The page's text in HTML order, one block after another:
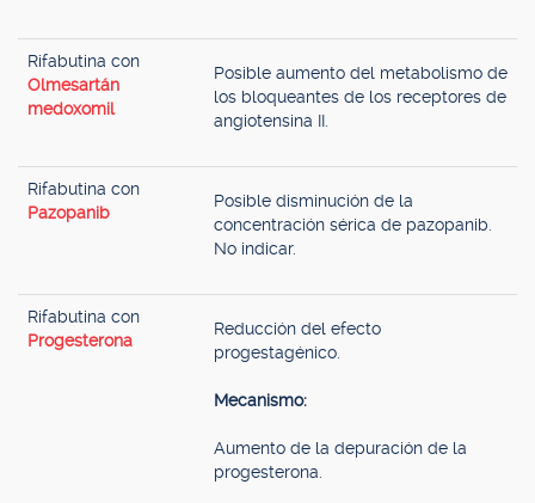
Rifabutina con
Olmesartán
medoxomil
Posible aumento del metabolismo de
los bloqueantes de los receptores de
angiotensina II.
Rifabutina con
Pazopanib
Posible disminución de la
concentración sérica de pazopanib.
No indicar.
Rifabutina con
Progesterona
Reducción del efecto
progestagénico.
Mecanismo:
Aumento de la depuración de la
progesterona.